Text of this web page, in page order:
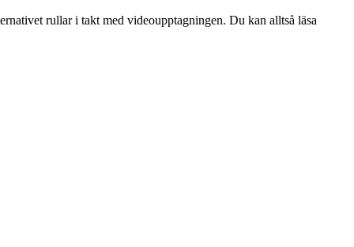
rullar i takt med videoupptagningen. Du kan alltså läsa